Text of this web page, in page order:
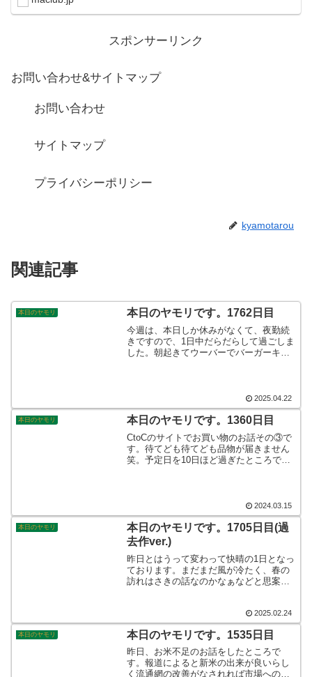
スポンサーリンク
お問い合わせ&サイトマップ
お問い合わせ
サイトマップ
プライバシーポリシー
kyamotarou
関連記事
本日のヤモリ 本日のヤモリです。1762日目
今週は、本日しか休みがなくて、夜勤続
きですので、1日中だらだらして過ごしま
した。朝起きてウーバーでバーガーキン
アクティブで休んでないじゃん。そんな
こんなで、本日のヤモリです。
2025.04.22
本日のヤモリ 本日のヤモリです。1360日目
CtoCのサイトでお買い物のお話その③で
す。待てども待てども品物が届きません
笑。予定日を10日ほど過ぎたところで、
たかと思いました。そんなこんなで、本
日のヤモリです。
2024.03.15
本日のヤモリ
本日のヤモリです。1705日目(過
去作ver.)
昨日とはうって変わって快晴の1日となっ
ております。まだまだ風が冷たく、春の
訪れはさきの話なのかなぁなどと思案し
≒花粉症の季節ですから、辛い面もある
のですがね。そんなこんなで、本日のヤ
モリです。
2025.02.24
本日のヤモリ 本日のヤモリです。1535日目
昨日、お米不足のお話をしたところで
す。報道によると新米の出来が良いらし
く流通網の改善がなされれば市場への影